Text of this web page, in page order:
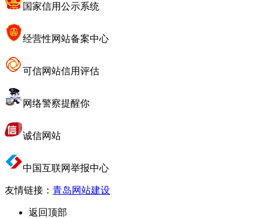
国家信用公示系统
经营性网站备案中心
可信网站信用评估
网络警察提醒你
诚信网站
中国互联网举报中心
友情链接： 青岛网站建设
返回顶部